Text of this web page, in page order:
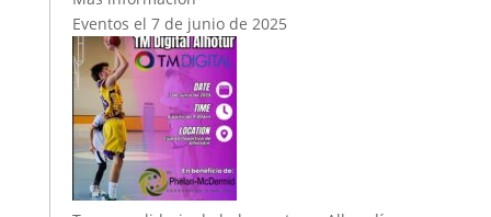
Eventos el 7 de junio de 2025